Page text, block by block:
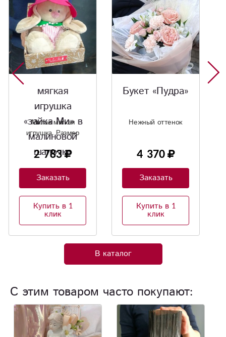
Букет «Пудра»
Нежный оттенок
4 370
Заказать
Купить в 1
клик
Букет
лилия»
8 338
Заказать
Купить в 1
клик
В каталог
С этим товаром часто покупают: